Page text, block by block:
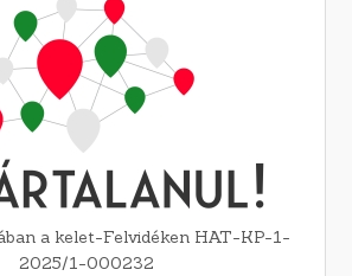
a kelet-Felvidéken HAT-KP-1-
2025/1-000232